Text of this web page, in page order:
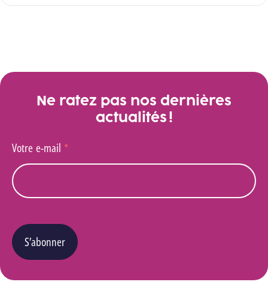
Ne ratez pas nos dernières
actualités !
Votre e-mail *
S’abonner